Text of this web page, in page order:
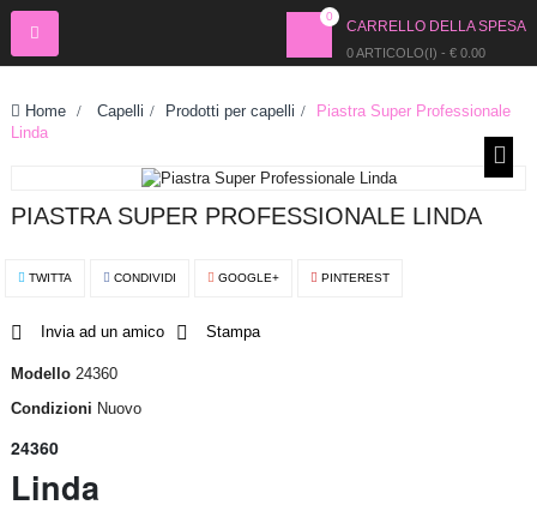
CARRELLO DELLA SPESA
0 ARTICOLO(I) - € 0.00
0
Navigazione
Toggle
Home > Capelli > Prodotti per capelli >
Piastra Super Professionale
Linda
PIASTRA SUPER PROFESSIONALE LINDA
TWITTA CONDIVIDI GOOGLE+ PINTEREST
Invia ad un amico Stampa
Modello 24360
Condizioni Nuovo
24360
Linda